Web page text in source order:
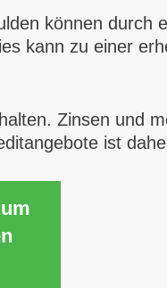
können durch
kann zu einer
Zinsen und
ist